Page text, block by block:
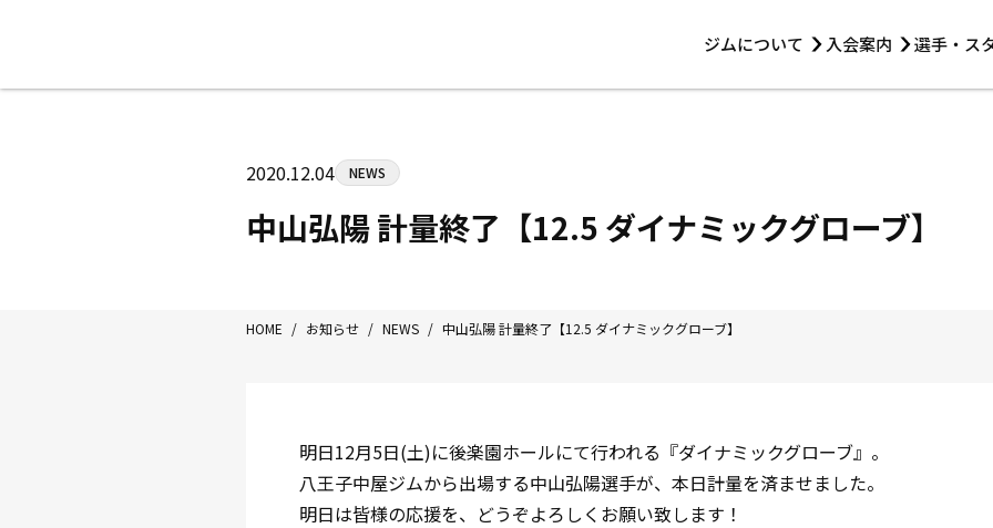
ジムについて 入会案内 選手・ス
Tel/Fax：042-622-7222
選手・スタッフ
2020.12.04 NEWS
中山弘陽 計量終了【12.5 ダイナミックグローブ】
HOME / お知らせ / NEWS / 中山弘陽 計量終了【12.5 ダイナミックグローブ】
明日12月5日(土)に後楽園ホールにて行われる『ダイナミックグローブ』。
八王子中屋ジムから出場する中山弘陽選手が、本日計量を済ませました。
明日は皆様の応援を、どうぞよろしくお願い致します！